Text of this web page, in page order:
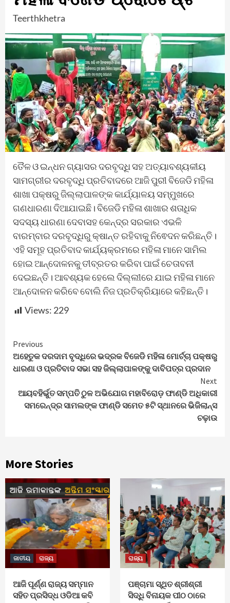
Teerthkhetra
ତୈଳ ଓ ଇନ୍ଧନ ଗ୍ୟାସର ଦରବୃଦ୍ଧି ସହ ଅତ୍ୟାବଶ୍ୟକୀୟ
ସାମଗ୍ରୀର ଦରବୃଦ୍ଧି ପ୍ରତିବାଦରେ ଆଜି ପୁରୀ ବିଜେଡି ମହିଳା
ଶାଖା ପକ୍ଷରୁ ଜିଲ୍ଲାପାଳଙ୍କ କାର୍ଯ୍ୟାଳୟ ସମ୍ମୁଖରେ
ଗଣଧାରଣା ଦିଆଯାଇଛି। ବିଜେଡି ମହିଳା ଶାଖାର ଶତାଧିକ
ସଦସ୍ୟ ଧାରଣା ଦେବାସହ କେନ୍ଦ୍ର ସରକାର ଏଭଳି
ବାରମ୍ବାର ଦରବୃଦ୍ଧିରୁ କ୍ଷାନ୍ତ ରହିବାକୁ ନିଵେଦନ କରିଛନ୍ତି।
ଏହି ସମୂହ ପ୍ରତିବାଦ କାର୍ଯ୍ୟକ୍ରମରେ ମହିଳା ମାନେ ସାମିଲ
ହୋଇ ଆନ୍ଦୋଳନକୁ ତୀବ୍ରତର କରିବା ପାଇଁ ଚେତାବନୀ
ଦେଇଛନ୍ତି। ଆବଶ୍ୟକ ହେଲେ ଦିଲ୍ଲୀରେ ଯାଇ ମହିଳା ମାନେ
ଆନ୍ଦୋଳନ କରିବେ ବୋଲି ନିଜ ପ୍ରତିକ୍ରିୟାରେ କହିଛନ୍ତି।
Views: 229
Continue
Reading
Previous
ଅହେତୁକ ଦରଦାମ ବୃଦ୍ଧିରେ ଭଦ୍ରକ ବିଜେଡି ମହିଳା ମୋର୍ଚ୍ଚା ପକ୍ଷରୁ
ଧାରଣା ଓ ପ୍ରତିବାଦ ସଭା ସହ ଜିଲ୍ଲାପାଳଙ୍କୁ ଦାବିପତ୍ର ପ୍ରଦାନ
Next
ଆୟବହିର୍ଭୁତ ସମ୍ପତି ଠୁଳ ଅଭିଯୋଗ ମହାବିରୋଡ଼ ଫାଣ୍ଡି ଅଧିକାରୀ
ସମରେନ୍ଦ୍ର ସାମଲଙ୍କ ଫାଣ୍ଡି ସମେତ ୫ଟି ସ୍ଥାନରେ ଭିଜିଲାନ୍ସ
ଚଢ଼ାଉ
More Stories
ଜାତୀୟ ରାଜ୍ୟ
ଆଜି ପୂର୍ଣ୍ଣ ରାଜ୍ୟ ସମ୍ମାନ
ସହିତ ପ୍ରସିଦ୍ଧ ଓଡିଆ କବି
ରାଜ୍ୟ
ପଞ୍ଚାମା ସ୍ଥିତ ଶ୍ରୀଶ୍ରୀ
ସିଦ୍ଧି ବିନାୟକ ପୀଠ ଠାରେ